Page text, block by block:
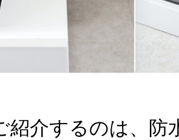
紹介するのは、防